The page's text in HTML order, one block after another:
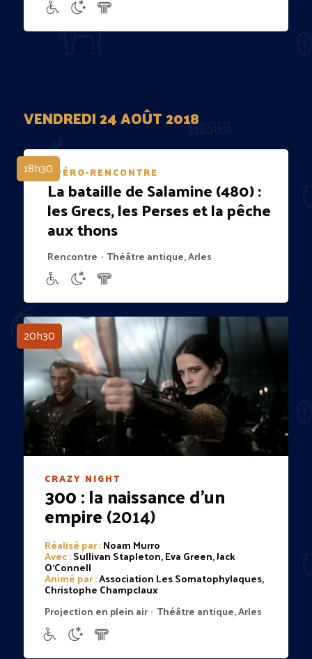
VENDREDI 24 AOÛT 2018
18h30APÉRO-RENCONTRE
La bataille de Salamine (480) :
les Grecs, les Perses et la pêche
aux thons
Rencontre • Théâtre antique, Arles
20h30
CRAZY NIGHT
300 : la naissance d'un
empire(2014)
Réalisé par :Noam Murro
Avec :Sullivan Stapleton, Eva Green, Jack
O'Connell
Animé par :Association Les Somatophylaques,
Christophe Champclaux
Projection en plein air • Théâtre antique, Arles